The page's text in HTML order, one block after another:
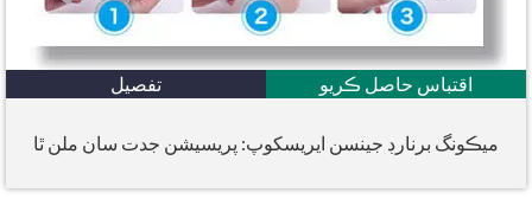
تفصيل اقتباس حاصل ڪريو
ميڪونگ برنارڊ جينسن ايريسکوپ: پريسيشن جدت سان ملن ٿا